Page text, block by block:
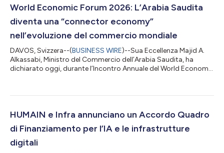
Pianificazione dell’Arabia Saudita, ha confermato i dettagli di
World Economic Forum 2026: L’Arabia Saudita
diventa una “connector economy”
nell’evoluzione del commercio mondiale
DAVOS, Svizzera--(BUSINESS WIRE)--Sua Eccellenza Majid A.
Alkassabi, Ministro del Commercio dell’Arabia Saudita, ha
dichiarato oggi, durante l’Incontro Annuale del World Economic
globali. Intervenendo nella sessione intitolata “Many Shapes of
commentato: “Il commercio oggi sta sicuramente passando
HUMAIN e Infra annunciano un Accordo Quadro
di Finanziamento per l’IA e le infrastrutture
digitali